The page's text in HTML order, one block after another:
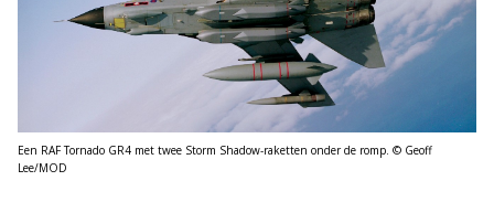
Een RAF Tornado GR4 met twee Storm Shadow-raketten onder de romp. © Geoff
Lee/MOD